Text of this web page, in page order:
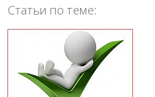
Статьи по теме: